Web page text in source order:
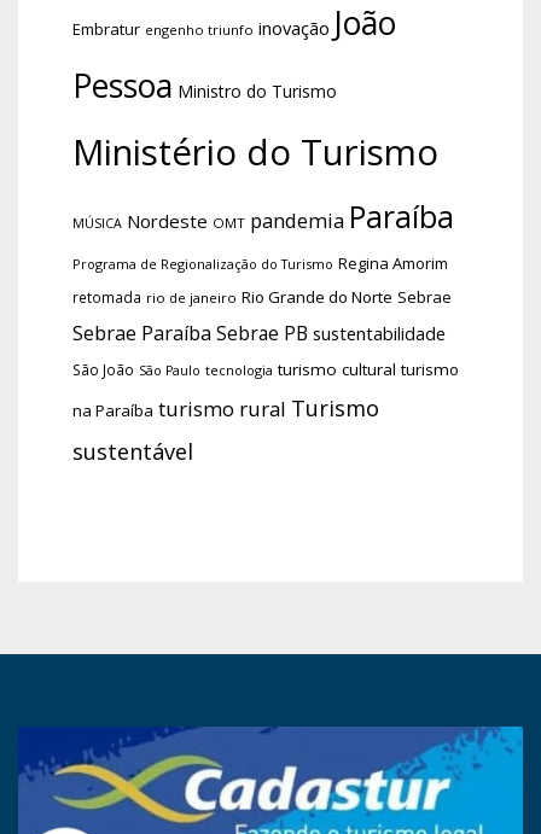
Embratur engenho triunfo inovação João
Pessoa Ministro do Turismo
Ministério do Turismo
MÚSICA Nordeste OMT pandemia Paraíba
Programa de Regionalização do Turismo Regina Amorim
retomada rio de janeiro Rio Grande do Norte Sebrae
Sebrae Paraíba Sebrae PB sustentabilidade
São João São Paulo tecnologia turismo cultural turismo
na Paraíba turismo rural Turismo
sustentável